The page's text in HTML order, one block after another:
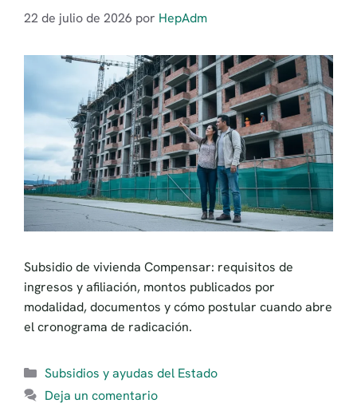
22 de julio de 2026 por HepAdm
Subsidio de vivienda Compensar: requisitos de
ingresos y afiliación, montos publicados por
modalidad, documentos y cómo postular cuando abre
el cronograma de radicación.
Categorías
Subsidios y ayudas del Estado
Deja un comentario